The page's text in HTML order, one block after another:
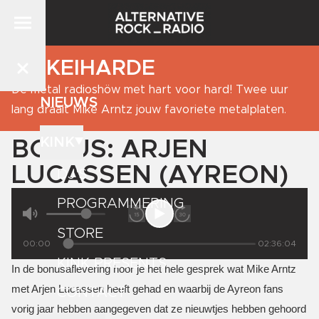
NIEUWS
DJ'S
PROGRAMMERING
STORE
KINK PRESENTS
CONTACT
DE KEIHARDE
De metal radioshöw met hart voor hard! Twee uur
lang draait Mike Arntz jouw favoriete metalplaten.
BONUS: ARJEN
LUCASSEN (AYREON)
00:00 02:36:04
In de bonusaflevering hoor je het hele gesprek wat Mike Arntz
met Arjen Lucassen heeft gehad en waarbij de Ayreon fans
vorig jaar hebben aangegeven dat ze nieuwtjes hebben gehoord